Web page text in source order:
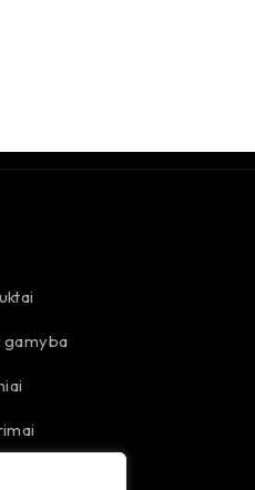
gamyba